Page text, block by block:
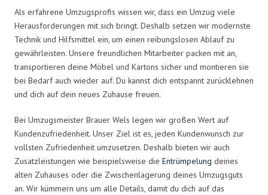
Als erfahrene Umzugsprofis wissen wir, dass ein Umzug viele
Herausforderungen mit sich bringt. Deshalb setzen wir modernste
Technik und Hilfsmittel ein, um einen reibungslosen Ablauf zu
gewährleisten. Unsere freundlichen Mitarbeiter packen mit an,
transportieren deine Möbel und Kartons sicher und montieren sie
bei Bedarf auch wieder auf. Du kannst dich entspannt zurücklehnen
und dich auf dein neues Zuhause freuen.
Bei Umzugsmeister Brauer Wels legen wir großen Wert auf
Kundenzufriedenheit. Unser Ziel ist es, jeden Kundenwunsch zur
vollsten Zufriedenheit umzusetzen. Deshalb bieten wir auch
Zusatzleistungen wie beispielsweise die Entrümpelung deines
alten Zuhauses oder die Zwischenlagerung deines Umzugsguts
an. Wir kümmern uns um alle Details, damit du dich auf das